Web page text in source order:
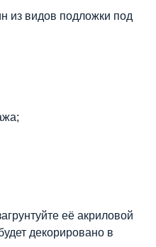
из видов подложки под
её акриловой
декорировано в